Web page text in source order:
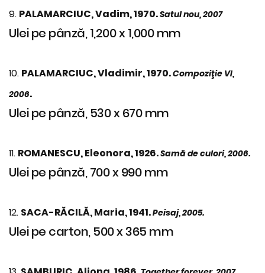
9. PALAMARCIUC, Vadim, 1970.Satul nou, 2007
Ulei pe pânză, 1,200 x 1,000 mm
10. PALAMARCIUC, Vladimir, 1970.Compoziţie VI,
2006.
Ulei pe pânză, 530 x 670 mm
11. ROMANESCU, Eleonora, 1926.Samă de culori, 2006.
Ulei pe pânză, 700 x 990 mm
12. SACA-RĂCILĂ, Maria, 1941.Peisaj, 2005.
Ulei pe carton, 500 x 365 mm